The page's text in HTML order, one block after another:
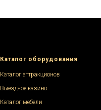
Каталог оборудования
Каталог аттракционов
Выездное казино
Каталог мебели